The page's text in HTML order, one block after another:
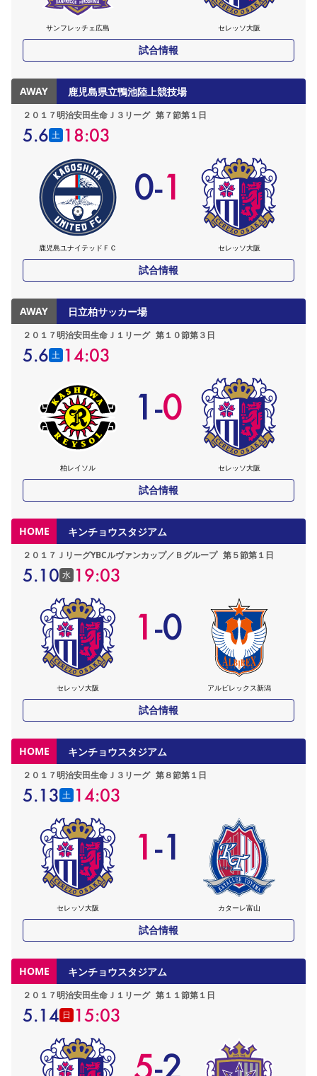
サンフレッチェ広島 セレッソ大阪
試合情報
AWAY 鹿児島県立鴨池陸上競技場
２０１７明治安田生命Ｊ３リーグ 第７節第１日
5.6 土 18:03
鹿児島ユナイテッドＦＣ
0-1
セレッソ大阪
試合情報
AWAY 日立柏サッカー場
２０１７明治安田生命Ｊ１リーグ 第１０節第３日
5.6 土 14:03
柏レイソル
1-0
セレッソ大阪
試合情報
HOME キンチョウスタジアム
２０１７ＪリーグYBCルヴァンカップ／Ｂグループ 第５節第１日
5.10 水 19:03
セレッソ大阪
1-0
アルビレックス新潟
試合情報
HOME キンチョウスタジアム
２０１７明治安田生命Ｊ３リーグ 第８節第１日
5.13 土 14:03
セレッソ大阪
1-1
カターレ富山
試合情報
HOME キンチョウスタジアム
２０１７明治安田生命Ｊ１リーグ 第１１節第１日
5.14 日 15:03
5-2